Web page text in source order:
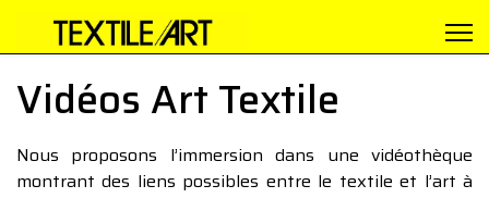
Vidéos Art Textile
Nous proposons l’immersion dans une vidéothèque
montrant des liens possibles entre le textile et l’art à